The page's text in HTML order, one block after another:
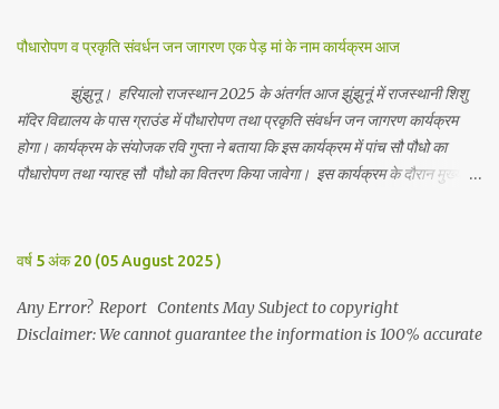
भाविक, लाडो, मीना, रेनू, निर्मला, दीक्षा, मनीषा आदि सभी परिवार जन उपस्थित रहे।
guarantee the information is 100% accurate
पौधारोपण व प्रकृति संवर्धन जन जागरण एक पेड़ मां के नाम कार्यक्रम आज
झुंझुनू। हरियालो राजस्थान 2025 के अंतर्गत आज झुंझुनूं में राजस्थानी शिशु
मंदिर विद्यालय के पास ग्राउंड में पौधारोपण तथा प्रकृति संवर्धन जन जागरण कार्यक्रम
होगा। कार्यक्रम के संयोजक रवि गुप्ता ने बताया कि इस कार्यक्रम में पांच सौ पौधो का
पौधारोपण तथा ग्यारह सौ पौधो का वितरण किया जावेगा। इस कार्यक्रम के दौरान मुख्य
उपस्थित रहेंगे। Contents May Subject to copyright Disclaimer: We
वर्ष 5 अंक 20 (05 August 2025 )
Any Error? Report Contents May Subject to copyright
Disclaimer: We cannot guarantee the information is 100% accurate